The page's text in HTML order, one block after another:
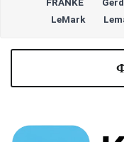
LeMark